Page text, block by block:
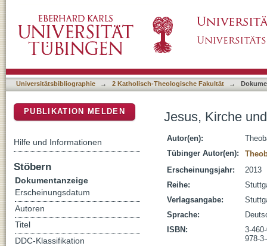
Universitätsbibliographie → 2 Katholisch-Theologische Fakultät →
Jesus, Kirche
Autor(en):
Tübinger Autor(en):
Erscheinungsjahr:
2013
Reihe:
Verlagsangabe:
Sprache:
ISBN:
3-
978-
PUBLIKATION MELDEN
Hilfe und Informationen
Stöbern
Dokumentanzeige
Erscheinungsdatum
Autoren
Titel
DDC-Klassifikation